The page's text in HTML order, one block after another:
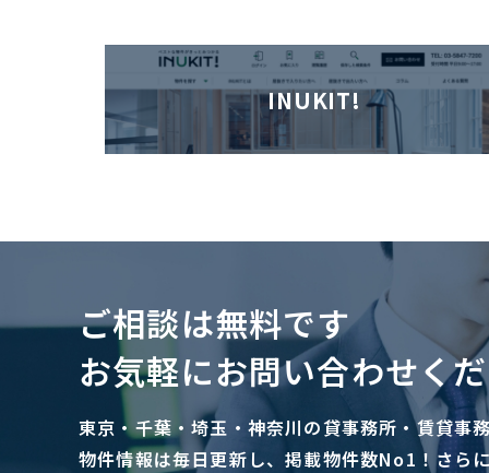
INUKIT!
ご相談は無料です
お気軽にお問い合わせく
東京・千葉・埼玉・神奈川の貸事務所・賃貸事
物件情報は毎日更新し、掲載物件数No1！さら